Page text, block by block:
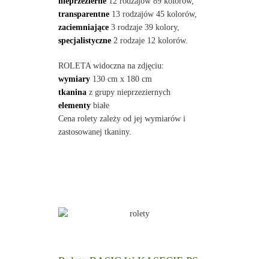
transparentne13 rodzajów 45 kolorów,
zaciemniające3 rodzaje 39 kolory,
specjalistyczne2 rodzaje 12 kolorów.
ROLETA widoczna na zdjęciu:
wymiary130 cm x 180 cm
tkaninaz grupy nieprzeziernych
elementybiałe
Cena rolety zależy od jej wymiarów i
zastosowanej tkaniny.